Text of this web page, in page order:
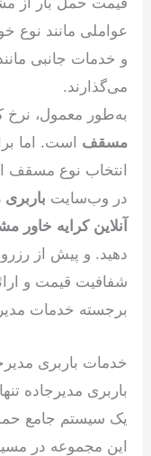
قیمت حمل بار از
عواملی مانند نوع
و خدمات جانبی
می‌گذارند.
به‌طور معمول، نرخ
مسقف است. اما
انتخاب نوع مسقف
در وب‌سایت
آنلاین کرایه خاور
دهید. و پیش از
شفافیت قیمت و
برجسته خدمات
خدمات باربری
باربری مدیرجاده
یک سیستم جامع
این مجموعه در